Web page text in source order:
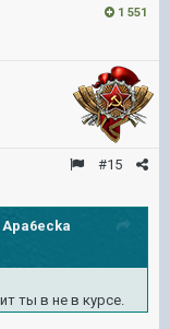
1 551
#15
Apa6ecka
ты в не в курсе.